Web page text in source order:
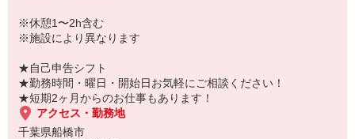
「近くの病院で働きたい」
「資格はないけど医療業界のお仕事に興味がある」
「すぐに働けるところはないかな…」
そんな方もぜひ！お気軽にご連絡ください♪
※休憩1〜2h含む
※施設により異なります
★自己申告シフト
★勤務時間・曜日・開始日お気軽にご相談ください！
★短期2ヶ月からのお仕事もあります！
アクセス・勤務地
千葉県船橋市